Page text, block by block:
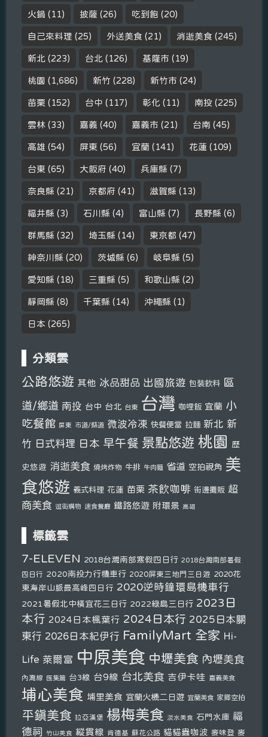
火鍋 (11) 披薩 (26) 吃到飽 (20)
自己來料理 (25) 外送美食 (21) 消逝美食 (245)
新北 (223) 台北 (126) 基隆市 (19)
桃園 (1,686) 新竹 (228) 新竹市 (24)
苗栗 (152) 台中 (117) 彰化 (11) 南投 (225)
雲林 (33) 嘉義 (40) 嘉義市 (21) 台南 (45)
高雄 (54) 屏東 (56) 宜蘭 (141) 花蓮 (109)
台東 (65) 大阪府 (40) 兵庫縣 (7)
奈良縣 (21) 京都府 (41) 滋賀縣 (13)
福井縣 (3) 石川縣 (4) 富山縣 (7) 長野縣 (6)
群馬縣 (32) 埼玉縣 (14) 東京都 (47)
神奈川縣 (20) 茨城縣 (6) 岐阜縣 (5)
愛知縣 (18) 三重縣 (5) 和歌山縣 (2)
靜岡縣 (8) 千葉縣 (14) 沖繩縣 (1)
日本 (265)
分類雲
公路悠遊 其他 冰品甜品 出國旅遊 包裝飲料 區
道/鄉道 南投 台中 台北 台東 台灣 咖哩飯 宜蘭 小
吃餐館 屏東 市道/縣道 微波冷凍 快餐便當 拉麵 新北 新
竹 日式料理 日本 早午餐 景點悠遊 桃園 歷
史悠遊 消逝美食 燒烤炸物 牛排 牛肉麵 省道 空拍視角 美
食悠遊 義式料理 花蓮 苗栗 茶飲咖啡 街邊攤販 超
商美食
逛街購物 速食餐廳 鐵路悠遊 附環景 高雄
標籤雲
7-ELEVEN 2018台灣南部寒假四日行 2018台灣南部暑假
四日行 2020南投力行機車行 2020屏東三地門三日遊 2020花
東海岸山脈最高峰四日行 2020逆時鐘環島機車行
2021暑假北中橫宜花三日行 2022綠島三日行 2023日
本行 2024日本楓葉行 2024日本行 2025日本關
東行 2026日本紀伊行 FamilyMart 全家 Hi-
Life 萊爾富 中原美食 中壢美食 內壢美食
內灣線 匯集篇 台3線 台9線 台北美食 吉伊卡哇 嘉義美食
埔心美食 埔里美食 宜蘭火機二日遊 宜蘭美食 家鄉空拍
平鎮美食 拉亞漢堡 楊梅美食 淡水美食 石門水庫 福
德祠
竹山美食 縱貫線 肯德基 蘇花公路 貓貓蟲咖波 麥味登 麥